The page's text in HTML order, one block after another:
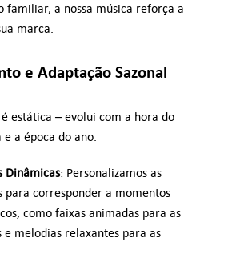
familiar, a nossa música reforça a
marca.
e Adaptação Sazonal
estática – evolui com a hora do
a época do ano.
Dinâmicas: Personalizamos as
para corresponder a momentos
como faixas animadas para as
e melodias relaxantes para as